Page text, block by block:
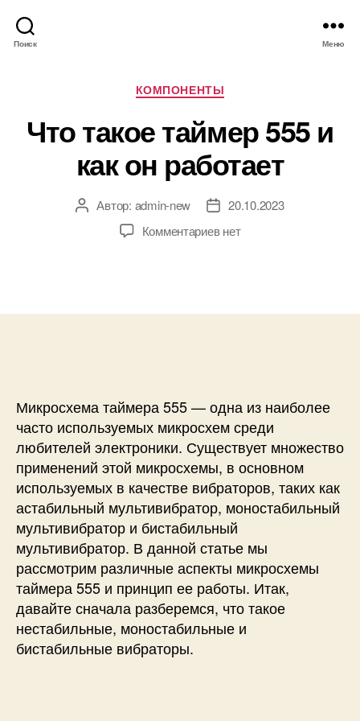
Поиск Меню
Р
у
б
р
и
к
КОМПОНЕНТЫ
Что такое таймер 555 и
как он работает
А
а
Автор: admin-new
Д
т
п
20.10.2023
Комментариевк
с
т
а
к
е
т
а
й
м
е
р
5
нет
Микросхема таймера 555 — одна из наиболее
часто используемых микросхем среди
любителей электроники. Существует множество
применений этой микросхемы, в основном
используемых в качестве вибраторов, таких как
астабильный мультивибратор, моностабильный
мультивибратор и бистабильный
мультивибратор. В данной статье мы
рассмотрим различные аспекты микросхемы
таймера 555 и принцип ее работы. Итак,
давайте сначала разберемся, что такое
нестабильные, моностабильные и
бистабильные вибраторы.